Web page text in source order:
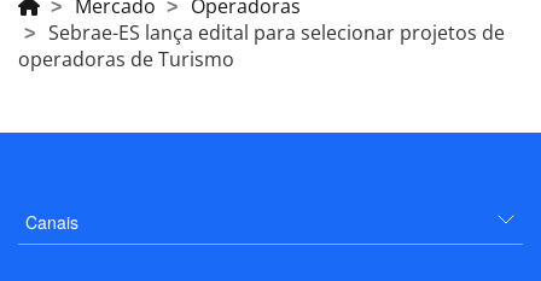
Mercado
Operadoras
Sebrae-ES lança edital para selecionar projetos de
operadoras de Turismo
Canais